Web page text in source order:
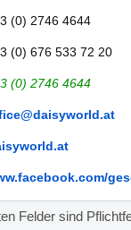
(0) 2746 4644
(0) 676 533 72 20
(0) 2746 4644
Felder sind